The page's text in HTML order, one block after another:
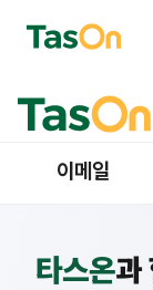
이메일
타스온과